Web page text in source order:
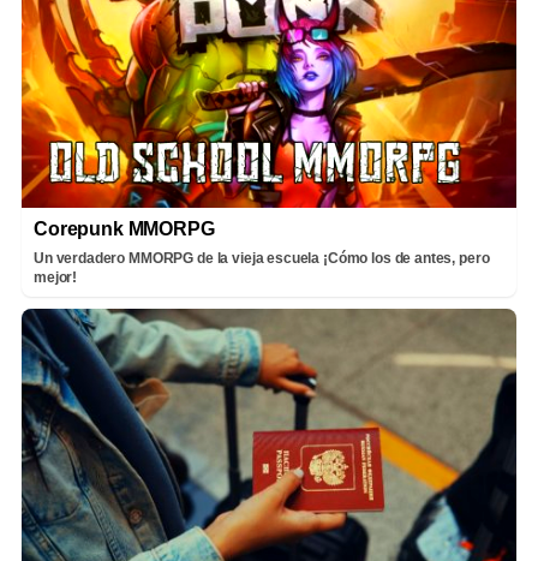
Corepunk MMORPG
Un verdadero MMORPG de la vieja escuela ¡Cómo los de antes, pero
mejor!